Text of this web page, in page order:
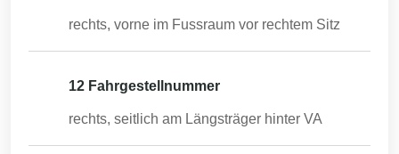
rechts, vorne im Fussraum vor rechtem Sitz
12 Fahrgestellnummer
rechts, seitlich am Längsträger hinter VA